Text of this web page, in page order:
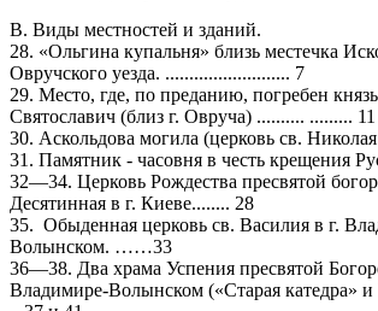
В. Виды местностей и зданий.
28. «Ольгина купальня» близь местечка
Овручского уезда. .......................... 7
29. Место, где, по преданию, погребен
Святославич (близ г. Овруча) .......... ......... 11
30. Аскольдова могила (церковь св.
31. Памятник - часовня в честь крещения
32—34. Церковь Рождества пресвятой
Десятинная в г. Киеве........ 28
35. Обыденная церковь св. Василия в г.
Волынском. ……33
36—38. Два храма Успения пресвятой
Владимире-Волынском («Старая катедра»